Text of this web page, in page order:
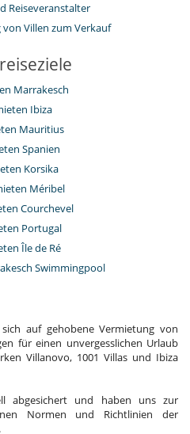
Reiseveranstalter
von Villen zum Verkauf
Marrakesch
Ibiza
Mauritius
Spanien
Korsika
Méribel
Courchevel
Portugal
Île de Ré
Swimmingpool
auf gehobene Vermietung von
für einen unvergesslichen Urlaub
Villanovo, 1001 Villas und Ibiza
abgesichert und haben uns zur
Normen und Richtlinien der